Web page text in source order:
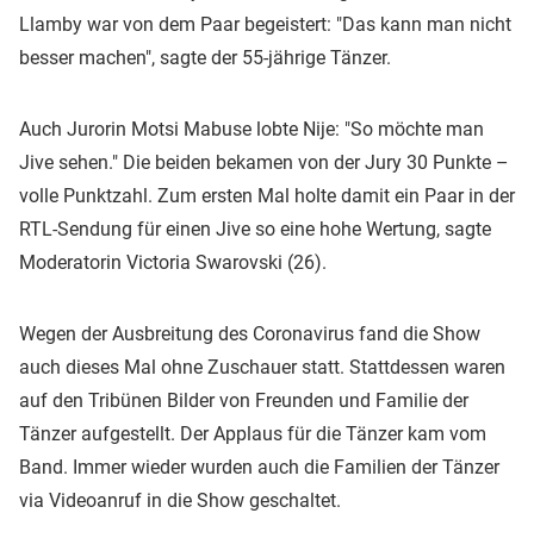
Llamby war von dem Paar begeistert: "Das kann man nicht
besser machen", sagte der 55-jährige Tänzer.
Auch Jurorin Motsi Mabuse lobte Nije: "So möchte man
Jive sehen." Die beiden bekamen von der Jury 30 Punkte –
volle Punktzahl. Zum ersten Mal holte damit ein Paar in der
RTL-Sendung für einen Jive so eine hohe Wertung, sagte
Moderatorin Victoria Swarovski (26).
Wegen der Ausbreitung des Coronavirus fand die Show
auch dieses Mal ohne Zuschauer statt. Stattdessen waren
auf den Tribünen Bilder von Freunden und Familie der
Tänzer aufgestellt. Der Applaus für die Tänzer kam vom
Band. Immer wieder wurden auch die Familien der Tänzer
via Videoanruf in die Show geschaltet.